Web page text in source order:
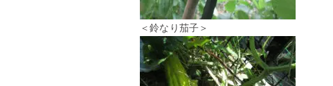
＜鈴なり茄子＞